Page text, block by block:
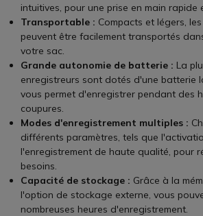
intuitives, pour une prise en main rapide
Transportable : Compacts et légers,
peuvent être facilement transportés
votre sac.
Grande autonomie de batterie : La
enregistreurs sont dotés d'une batterie
vous permet d'enregistrer pendant des
coupures.
Modes d'enregistrement multiples :
différents paramètres, tels que
l'enregistrement de haute qualité, pour
besoins.
Capacité de stockage : Grâce à la
l'option de stockage externe, vous
nombreuses heures d'enregistrement.